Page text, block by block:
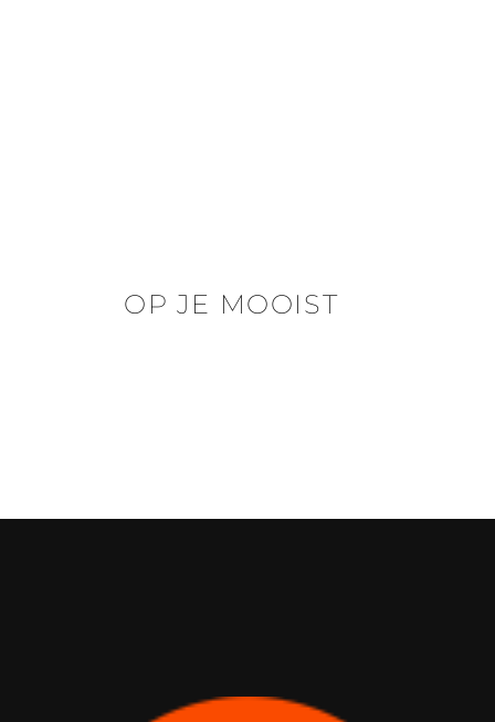
OP JE MOOIST